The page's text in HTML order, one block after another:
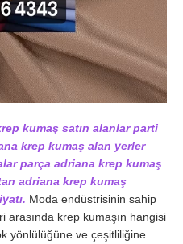
kumaş satın alanlar parti
krep kumaş alan yerler
parça adriana krep kumaş
adriana krep kumaş
Moda endüstrisinin sahip
arasında krep kumaşın hangisi
yönlülüğüne ve çeşitliliğine